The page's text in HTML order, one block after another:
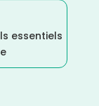
essentiels